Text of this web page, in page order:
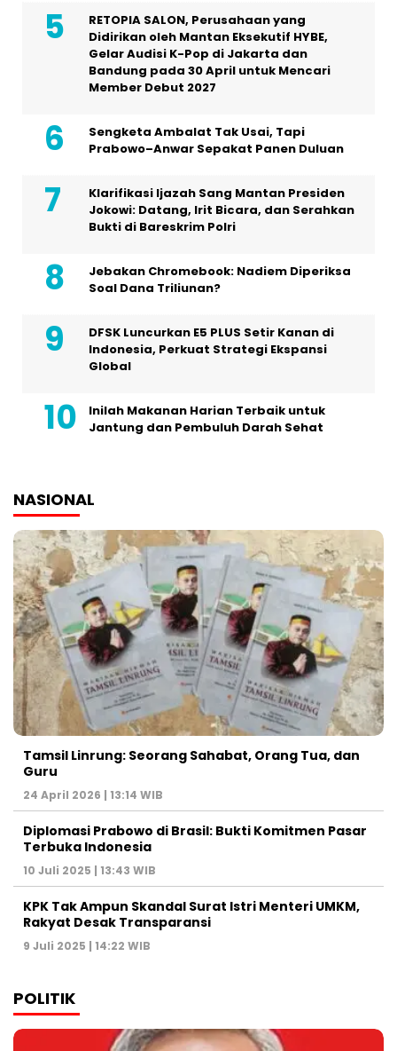
RETOPIA SALON, Perusahaan yang
Didirikan oleh Mantan Eksekutif HYBE,
Gelar Audisi K-Pop di Jakarta dan
Bandung pada 30 April untuk Mencari
Member Debut 2027
Sengketa Ambalat Tak Usai, Tapi
Prabowo–Anwar Sepakat Panen Duluan
Klarifikasi Ijazah Sang Mantan Presiden
Jokowi: Datang, Irit Bicara, dan Serahkan
Bukti di Bareskrim Polri
Jebakan Chromebook: Nadiem Diperiksa
Soal Dana Triliunan?
DFSK Luncurkan E5 PLUS Setir Kanan di
Indonesia, Perkuat Strategi Ekspansi
Global
Inilah Makanan Harian Terbaik untuk
Jantung dan Pembuluh Darah Sehat
NASIONAL
Tamsil Linrung: Seorang Sahabat, Orang Tua, dan
Guru
24 April 2026 | 13:14 WIB
Diplomasi Prabowo di Brasil: Bukti Komitmen Pasar
Terbuka Indonesia
10 Juli 2025 | 13:43 WIB
KPK Tak Ampun Skandal Surat Istri Menteri UMKM,
Rakyat Desak Transparansi
9 Juli 2025 | 14:22 WIB
POLITIK